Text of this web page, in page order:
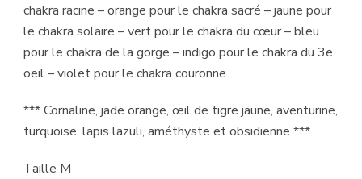
chakra racine – orange pour le chakra sacré – jaune pour
le chakra solaire – vert pour le chakra du cœur – bleu
pour le chakra de la gorge – indigo pour le chakra du 3e
oeil – violet pour le chakra couronne
*** Cornaline, jade orange, œil de tigre jaune, aventurine,
turquoise, lapis lazuli, améthyste et obsidienne ***
Taille M